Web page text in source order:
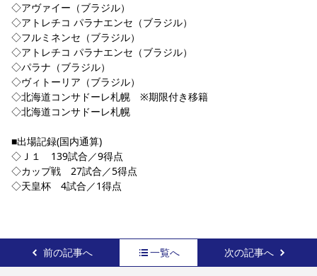
◇アヴァイー（ブラジル）
◇アトレチコ パラナエンセ（ブラジル）
◇フルミネンセ（ブラジル）
◇アトレチコ パラナエンセ（ブラジル）
◇パラナ（ブラジル）
◇ヴィトーリア（ブラジル）
◇北海道コンサドーレ札幌　※期限付き移籍
◇北海道コンサドーレ札幌
■出場記録(国内通算)
◇Ｊ１　139試合／9得点
◇カップ戦　27試合／5得点
◇天皇杯　4試合／1得点
前の記事へ 一覧へ 次の記事へ